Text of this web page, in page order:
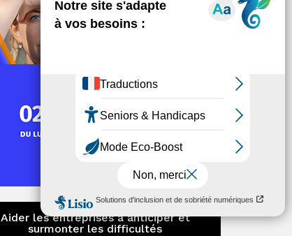
Aider les entreprises à anticiper et
surmonter les difficultés